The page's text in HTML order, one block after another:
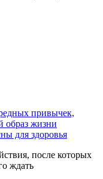
привычек,
образ жизни
для здоровья
после которых
ждать